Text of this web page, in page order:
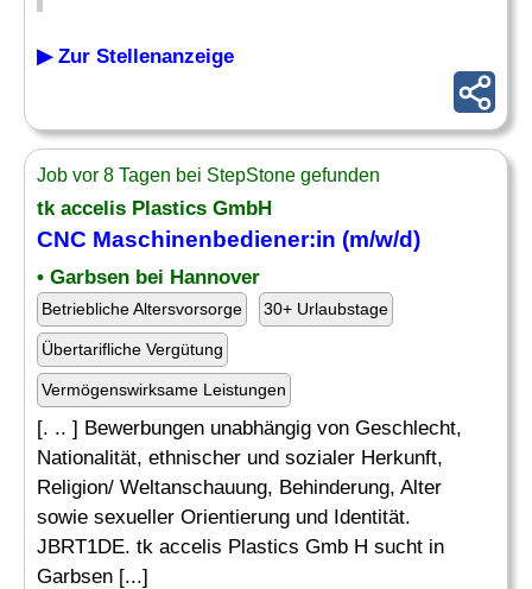
▶ Zur Stellenanzeige
Job vor 8 Tagen bei StepStone gefunden
tk accelis Plastics GmbH
CNC Maschinenbediener:in (m/w/d)
• Garbsen bei Hannover
Betriebliche Altersvorsorge 30+ Urlaubstage
Übertarifliche Vergütung
Vermögenswirksame Leistungen
[. .. ] Bewerbungen unabhängig von Geschlecht,
Nationalität, ethnischer und sozialer Herkunft,
Religion/ Weltanschauung, Behinderung, Alter
sowie sexueller Orientierung und Identität.
JBRT1DE. tk accelis Plastics Gmb H sucht in
Garbsen [...]